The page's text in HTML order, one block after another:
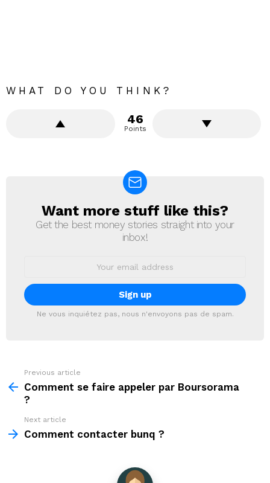
WHAT DO YOU THINK?
46
Points
NEWSLETTER
Want more stuff like this?
Get the best money stories straight into your
inbox!
Ne vous inquiétez pas, nous n'envoyons pas de spam.
more
Previous article
Comment se faire appeler par Boursorama
?
Next article
Comment contacter bunq ?